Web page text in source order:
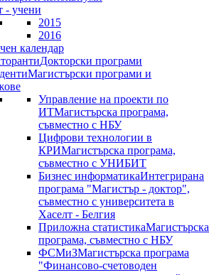
- учени
2015
2016
календар
Докторски програми
Магистърски програми и
Управление на проекти по
ИТМагистърска програма,
съвместно с НБУ
Цифрови технологии в
КРИМагистърска програма,
съвместно с УНИБИТ
Бизнес информатикаИнтегрирана
програма "Магистър - доктор",
съвместно с университета в
Хаселт - Белгия
Приложна статистикаМагистърска
програма, съвместно с НБУ
ФСМиЗМагистърска програма
"Финансово-счетоводен